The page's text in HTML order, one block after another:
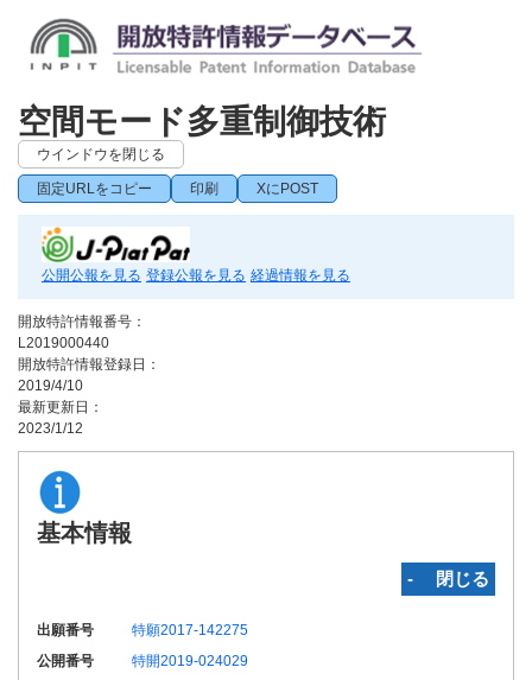
空間モード多重制御技術
ウインドウを閉じる
固定URLをコピー 印刷 XにPOST
公開公報を見る 登録公報を見る 経過情報を見る
開放特許情報番号：
L2019000440
開放特許情報登録日：
2019/4/10
最新更新日：
2023/1/12
基本情報
‐ 閉じる
出願番号
特願2017-142275
公開番号
特開2019-024029